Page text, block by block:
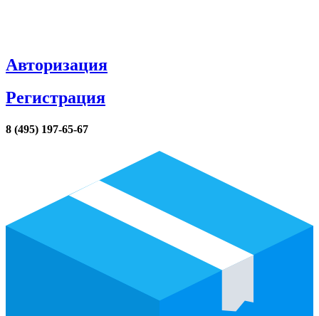
Авторизация
Регистрация
8 (495) 197-65-67